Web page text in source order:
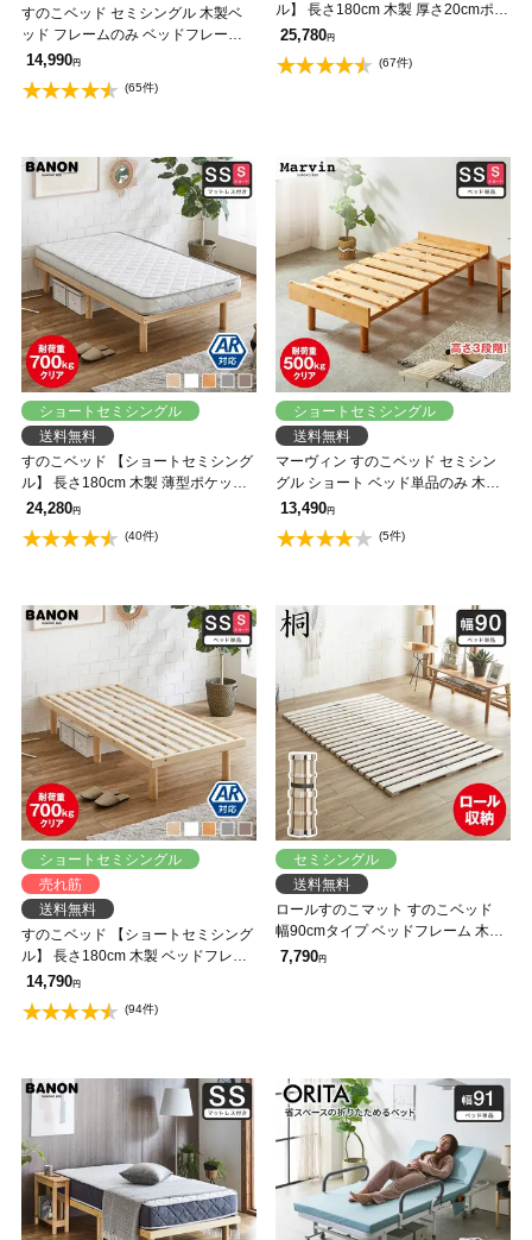
すのこベッド セミシングル 木製ベ
ッド フレームのみ ベッドフレーム
ローベッド 高さ調整 組立簡単 ヘッ
ドレス 一人暮らし 北欧 低ホルムア
ルデヒド バノン【AR】
14,990円
(65件)
ル】 長さ180cm 木製 厚さ20cmポケ
ットコイルマットレスセット 耐荷重
350kg 組立簡単 高さ4段階 低ホルム
アルデヒド バノン【AR】
25,780円
(67件)
ショートセミシングル
送料無料
すのこベッド 【ショートセミシング
ル】 長さ180cm 木製 薄型ポケット
コイルマットレスセット 耐荷重
350kg 組立簡単 高さ4段階 低ホルム
アルデヒド バノン【AR】
24,280円
(40件)
ショートセミシングル
送料無料
マーヴィン すのこベッド セミシン
グル ショート ベッド単品のみ 木製
頑丈 耐荷重500kg ヘッドレス 高さ3
段階
13,490円
(5件)
ショートセミシングル
売れ筋
送料無料
すのこベッド 【ショートセミシング
ル】 長さ180cm 木製 ベッドフレー
ム 耐荷重350kg 組立簡単 高さ4段階
低ホルムアルデヒド バノン【AR】
14,790円
(94件)
セミシングル
送料無料
ロールすのこマット すのこベッド
幅90cmタイプ ベッドフレーム 木製
低ホルムアルデヒド 軽量 軽い コン
7,790円